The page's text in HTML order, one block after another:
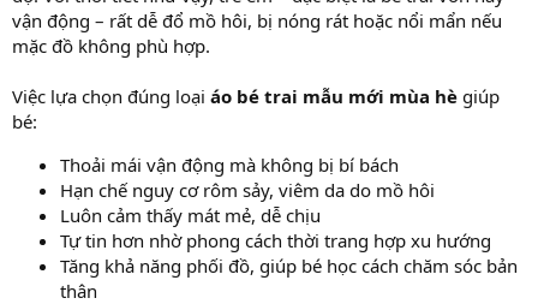
vận động – rất dễ đổ mồ hôi, bị nóng rát hoặc nổi mẩn nếu
mặc đồ không phù hợp.
Việc lựa chọn đúng loại áo bé trai mẫu mới mùa hè giúp
bé:
Thoải mái vận động mà không bị bí bách
Hạn chế nguy cơ rôm sảy, viêm da do mồ hôi
Luôn cảm thấy mát mẻ, dễ chịu
Tự tin hơn nhờ phong cách thời trang hợp xu hướng
Tăng khả năng phối đồ, giúp bé học cách chăm sóc bản
thân